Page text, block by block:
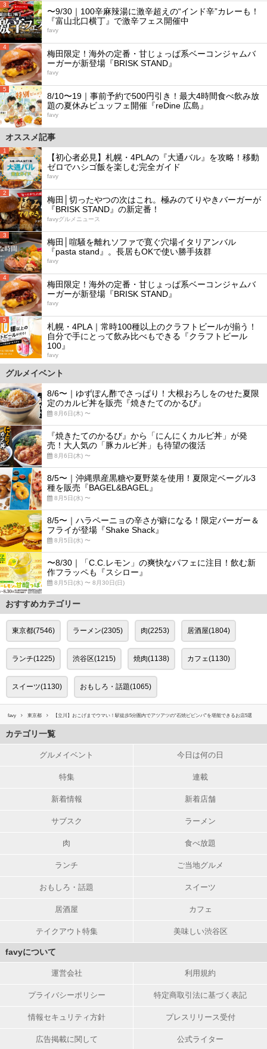
3
〜9/30｜100辛麻辣湯に激辛超えの“インド辛”カレーも！
『富山北口横丁』で激辛フェス開催中
favy
4
梅田限定！海外の定番・甘じょっぱ系ベーコンジャムバ
ーガーが新登場『BRISK STAND』
favy
5
8/10〜19｜事前予約で500円引き！最大4時間食べ飲み放
題の夏休みビュッフェ開催『reDine 広島』
favy
オススメ記事
1
【初心者必見】札幌・4PLAの『大通バル』を攻略！移動
ゼロでハシゴ飯を楽しむ完全ガイド
favy
2
梅田│切ったやつの次はこれ。極みのてりやきバーガーが
『BRISK STAND』の新定番！
favyグルメニュース
3
梅田│喧騒を離れソファで寛ぐ穴場イタリアンバル
『pasta stand』。長居もOKで使い勝手抜群
favy
4
梅田限定！海外の定番・甘じょっぱ系ベーコンジャムバ
ーガーが新登場『BRISK STAND』
favy
5
札幌・4PLA｜常時100種以上のクラフトビールが揃う！
自分で手にとって飲み比べもできる『クラフトビール
100』
favy
グルメイベント
8/6〜｜ゆずぽん酢でさっぱり！大根おろしをのせた夏限
定のカルビ丼を販売『焼きたてのかるび』
8月6日(木) 〜
『焼きたてのかるび』から「にんにくカルビ丼」が発
売！大人気の「豚カルビ丼」も待望の復活
8月6日(木) 〜
8/5〜｜沖縄県産黒糖や夏野菜を使用！夏限定ベーグル3
種を販売『BAGEL&BAGEL』
8月5日(水) 〜
8/5〜｜ハラペーニョの辛さが癖になる！限定バーガー＆
フライが登場『Shake Shack』
8月5日(水) 〜
〜8/30｜「C.C.レモン」の爽快なパフェに注目！飲む新
作フラッペも『スシロー』
8月5日(水) 〜 8月30日(日)
おすすめカテゴリー
東京都(7546) ラーメン(2305) 肉(2253) 居酒屋(1804)
ランチ(1225) 渋谷区(1215) 焼肉(1138) カフェ(1130)
スイーツ(1130) おもしろ・話題(1065)
favy 東京都 【立川】おこげまでウマい！駅徒歩5分圏内でアツアツの“石焼ビビンバ”を堪能できるお店5選
カテゴリ一覧
グルメイベント 今日は何の日
特集 連載
新着情報 新着店舗
サブスク ラーメン
肉 食べ放題
ランチ ご当地グルメ
おもしろ・話題 スイーツ
居酒屋 カフェ
テイクアウト特集 美味しい渋谷区
favyについて
運営会社 利用規約
プライバシーポリシー 特定商取引法に基づく表記
情報セキュリティ方針 プレスリリース受付
広告掲載に関して 公式ライター